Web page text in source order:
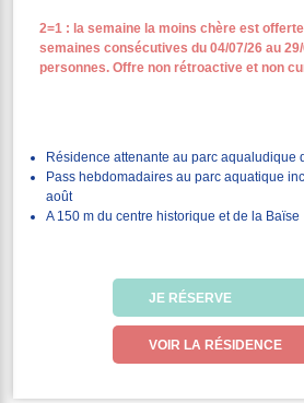
2=1 : la semaine la moins chère est
semaines consécutives du 04/07/26 au
personnes. Offre non rétroactive et non
Résidence attenante au parc aqualudique
Pass hebdomadaires au parc aquatique
août
A 150 m du centre historique et de la Baïse
JE RÉSERVE
VOIR LA RÉSIDENCE